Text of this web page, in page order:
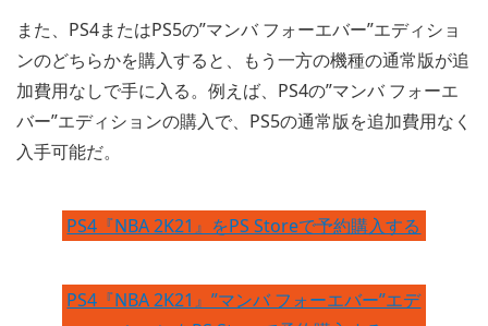
また、PS4またはPS5の”マンバ フォーエバー”エディショ
ンのどちらかを購入すると、もう一方の機種の通常版が追
加費用なしで手に入る。例えば、PS4の”マンバ フォーエ
バー”エディションの購入で、PS5の通常版を追加費用なく
入手可能だ。
PS4『NBA 2K21』をPS Storeで予約購入する
PS4『NBA 2K21』”マンバ フォーエバー”エデ